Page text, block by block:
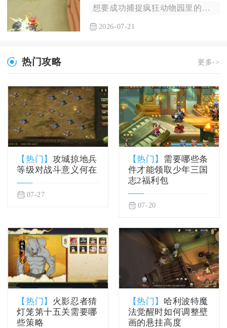
想要成功捕捉疯狂动物园里的马歇犀牛，首要前置条件是将犀牛专属...
2026-07-21
热门攻略 更多->
【热门】 攻城掠地兵
等级对战斗意义何在
07-27
【热门】 需要哪些条
件才能领取少年三国
志2福利包
07-20
【热门】 火影忍者猜
灯笼第十五关需要哪
些策略
【热门】 哈利波特魔
法觉醒时如何调整壁
画的悬挂高度